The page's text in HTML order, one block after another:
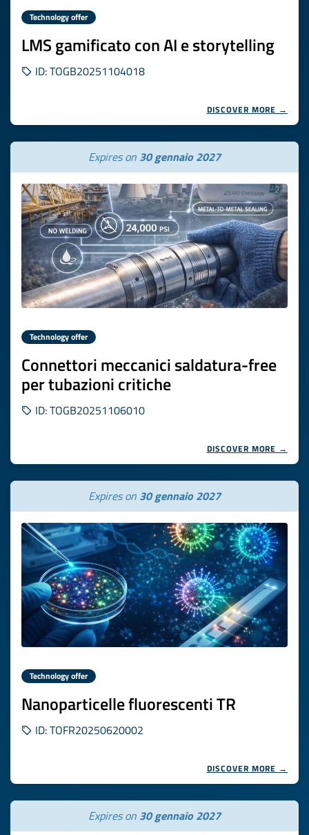
Technology offer
LMS gamificato con AI e storytelling
ID: TOGB20251104018
DISCOVER MORE →
Expires on 30 gennaio 2027
Technology offer
Connettori meccanici saldatura-free
per tubazioni critiche
ID: TOGB20251106010
DISCOVER MORE →
Expires on 30 gennaio 2027
Technology offer
Nanoparticelle fluorescenti TR
ID: TOFR20250620002
DISCOVER MORE →
Expires on 30 gennaio 2027